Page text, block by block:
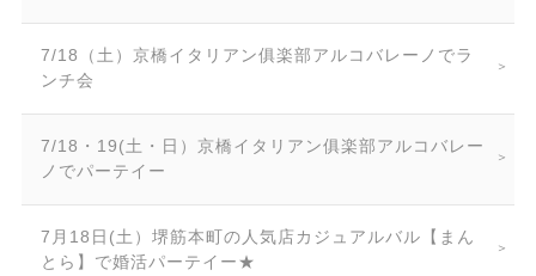
7/18（土）京橋イタリアン俱楽部アルコバレーノでラ
ンチ会
7/18・19(土・日）京橋イタリアン俱楽部アルコバレー
ノでパーテイー
7月18日(土）堺筋本町の人気店カジュアルバル【まん
とら】で婚活パーテイー★